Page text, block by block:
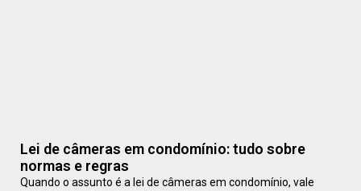
Lei de câmeras em condomínio: tudo sobre
normas e regras
Quando o assunto é a lei de câmeras em condomínio, vale